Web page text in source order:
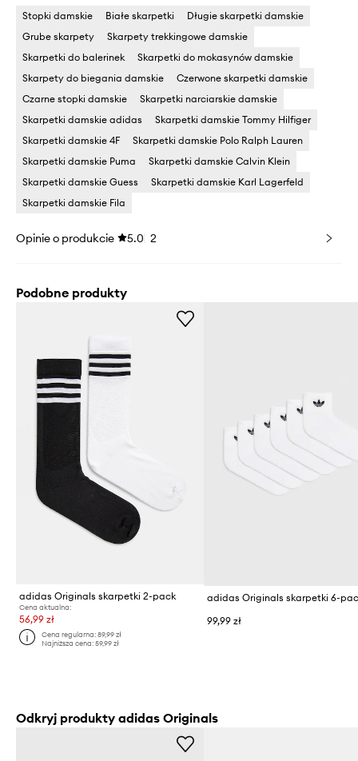
Stopki damskie Białe skarpetki
Długie skarpetki damskie
Grube skarpety
Skarpety trekkingowe damskie
Skarpetki do balerinek
Skarpetki do mokasynów damskie
Skarpety do biegania damskie
Czerwone skarpetki damskie
Czarne stopki damskie
Skarpetki narciarskie damskie
Skarpetki damskie adidas
Skarpetki damskie Tommy Hilfiger
Skarpetki damskie 4F
Skarpetki damskie Polo Ralph Lauren
Skarpetki damskie Puma
Skarpetki damskie Calvin Klein
Skarpetki damskie Guess
Skarpetki damskie Karl Lagerfeld
Skarpetki damskie Fila
Opinie o produkcie 5.0 2
Podobne produkty
adidas Originals skarpetki 2-pack
Cena aktualna:
56,99 zł
Cena regularna:89,99 zł
Najniższa cena:59,99 zł
adidas Originals skarpetki 6-
99,99 zł
Odkryj produkty adidas Originals